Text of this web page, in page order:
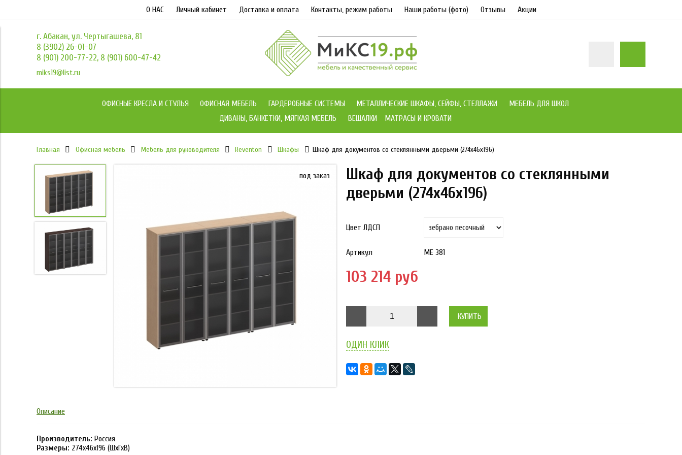
О НАС Личный кабинет Доставка и оплата Контакты, режим работы Наши работы (фото) Отзывы Акции
г. Абакан, ул. Чертыгашева, 81
8 (3902) 26-01-07
8 (901) 200-77-22, 8 (901) 600-47-42
miks19@list.ru
ОФИСНЫЕ КРЕСЛА И СТУЛЬЯ ОФИСНАЯ МЕБЕЛЬ ГАРДЕРОБНЫЕ СИСТЕМЫ МЕТАЛЛИЧЕСКИЕ ШКАФЫ, СЕЙФЫ, СТЕЛЛАЖИ
МЕБЕЛЬ ДЛЯ ШКОЛ
ДИВАНЫ, БАНКЕТКИ, МЯГКАЯ МЕБЕЛЬ
ВЕШАЛКИ МАТРАСЫ И КРОВАТИ
Главная Офисная мебель Мебель для руководителя Reventon Шкафы Шкаф для документов со стеклянными дверьми (274x46x196)
под заказ под заказ
Шкаф для документов со стеклянными
дверьми (274x46x196)
Цвет ЛДСП
Артикул МЕ 381
103 214 руб
КУПИТЬ
ОДИН КЛИК
Описание
Производитель: Россия
Размеры: 274x46x196 (ШхГхВ)